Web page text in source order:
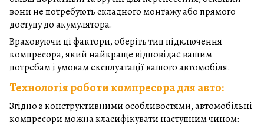
вони не потребують складного монтажу або прямого
доступу до акумулятора.
Враховуючи ці фактори, оберіть тип підключення
компресора, який найкраще відповідає вашим
потребам і умовам експлуатації вашого автомобіля.
Технологія роботи компресора для авто:
Згідно з конструктивними особливостями, автомобільні
компресори можна класифікувати наступним чином: